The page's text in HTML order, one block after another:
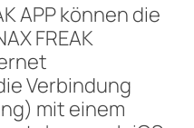
APP können die
FREAK
Verbindung
mit einem